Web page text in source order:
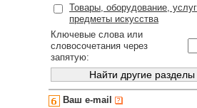
Товары, оборудование,
предметы искусства
Ключевые слова или
словосочетания через
запятую:
Ваш e-mail